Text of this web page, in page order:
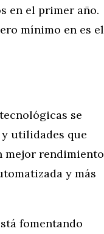
en el primer año.
mínimo en es el
se
utilidades que
mejor rendimiento
y más
fomentando